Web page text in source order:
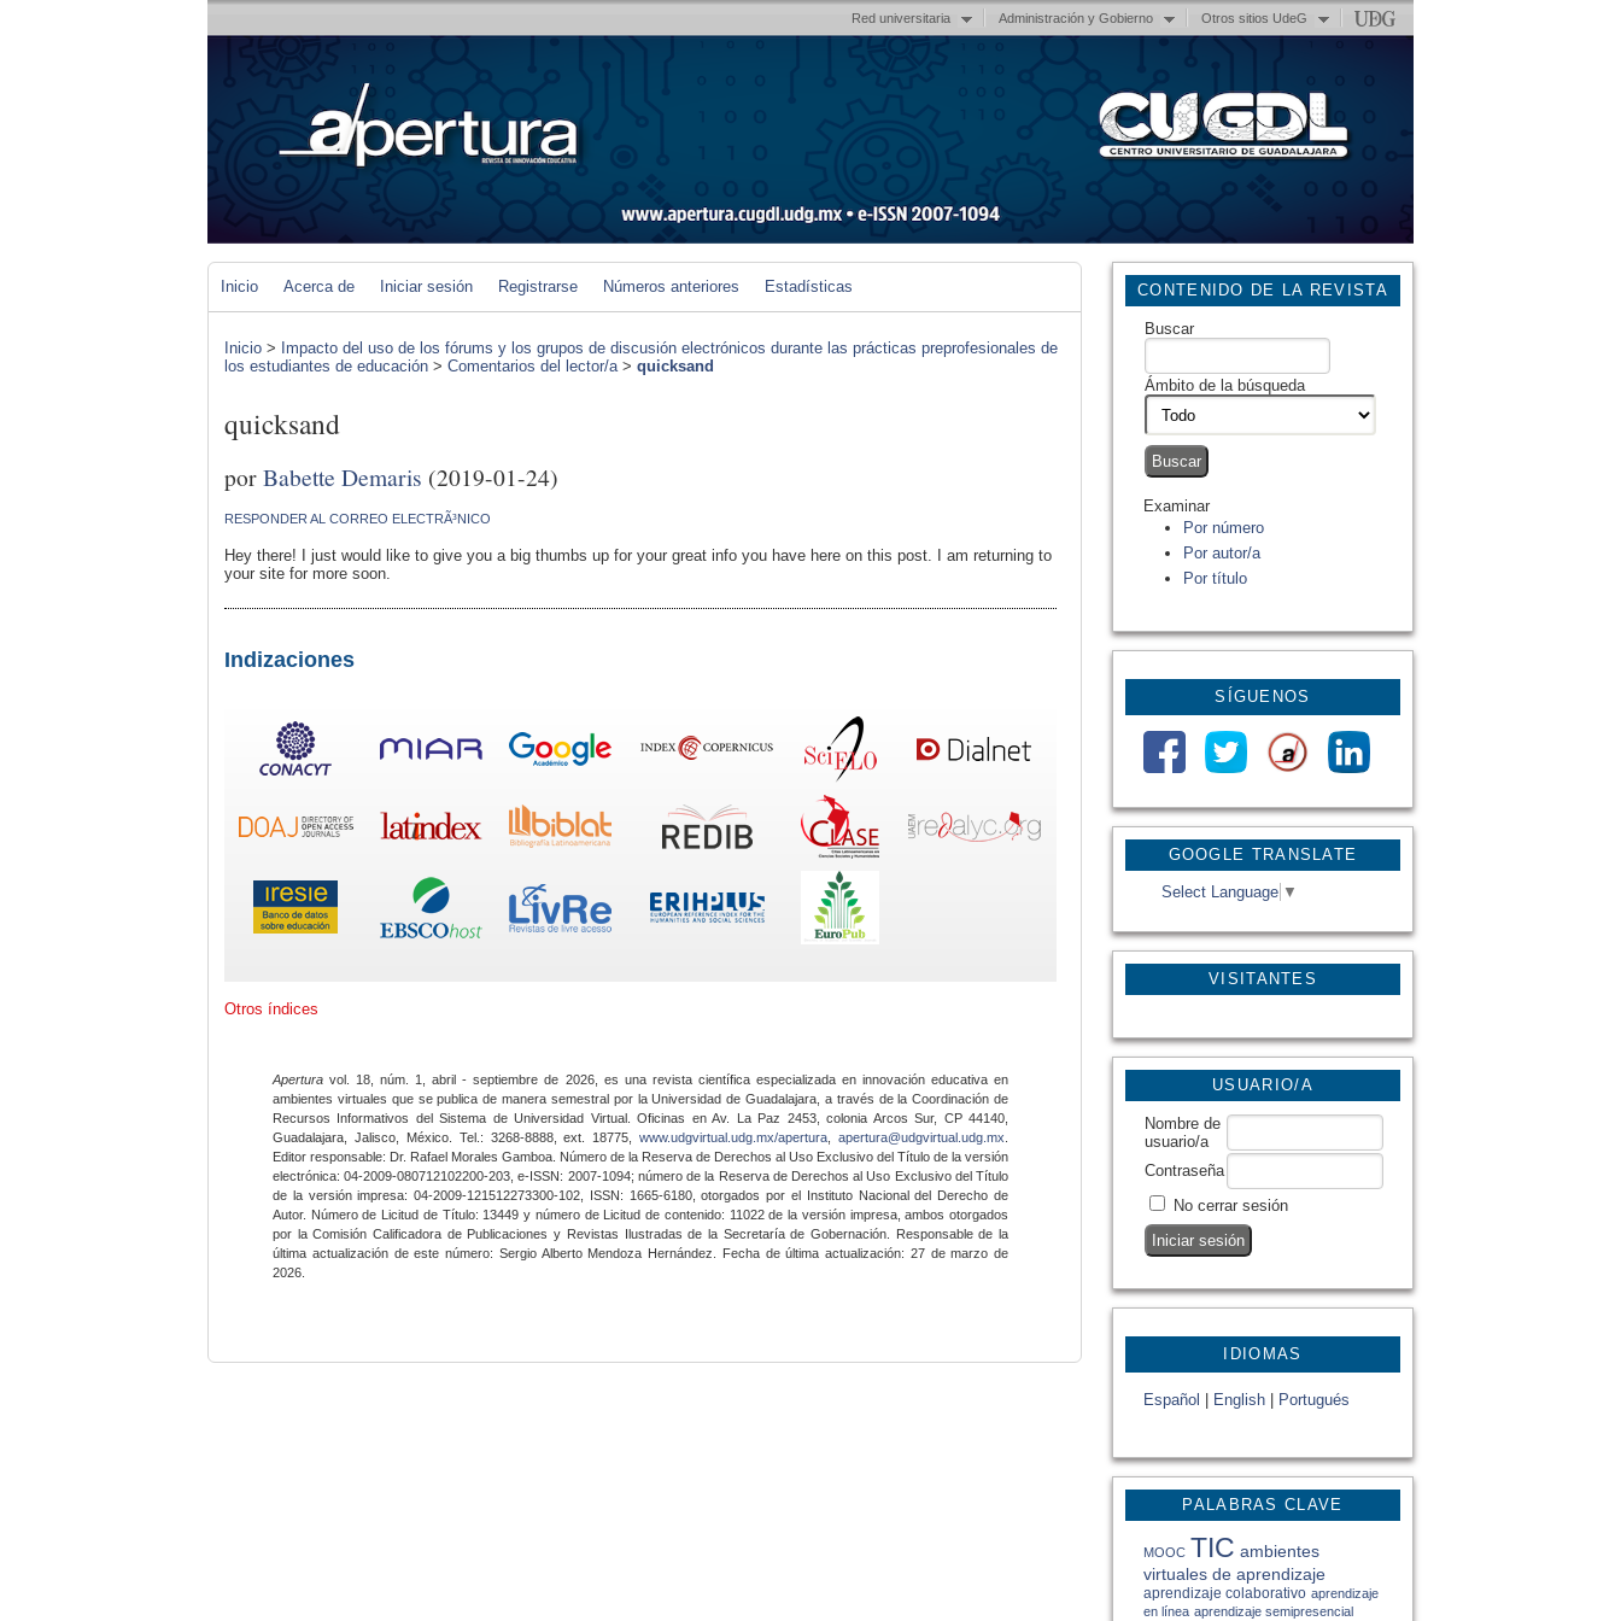
Red universitaria Administración y Gobierno Otros sitios UdeG
GOOGLE TRANSLATE
Select Language ▼
VISITANTES
CONTENIDO DE LA REVISTA
Buscar
Ámbito de la búsqueda
Examinar
Por número
Por autor/a
Por título
SÍGUENOS
USUARIO/A
Nombre de
usuario/a
Contraseña
No cerrar sesión
IDIOMAS
Español English Portugués
PALABRAS CLAVE
MOOC TIC ambientes
virtuales de aprendizaje
aprendizaje colaborativo aprendizaje
en línea aprendizaje semipresencial
Inicio Acerca de Iniciar sesión Registrarse Números anteriores Estadísticas
Inicio > Impacto del uso de los fórums y los grupos de discusión electrónicos durante las prácticas preprofesionales de
los estudiantes de educación > Comentarios del lector/a> quicksand
quicksand
porBabette Demaris (2019-01-24)
RESPONDER AL CORREO ELECTRÃ³NICO
Hey there! I just would like to give you a big thumbs up for your great info you have here on this post. I am returning to
your site for more soon.
Indizaciones
Otros índices
Apertura vol. 18, núm. 1, abril - septiembre de 2026, es una revista científica especializada en innovación educativa en
ambientes virtuales que se publica de manera semestral por la Universidad de Guadalajara, a través de la Coordinación de
Recursos Informativos del Sistema de Universidad Virtual. Oficinas en Av. La Paz 2453, colonia Arcos Sur, CP 44140,
Guadalajara, Jalisco, México. Tel.: 3268-8888, ext. 18775,www.udgvirtual.udg.mx/apertura apertura@udgvirtual.udg.mx
Editor responsable: Dr. Rafael Morales Gamboa. Número de la Reserva de Derechos al Uso Exclusivo del Título de la versión
electrónica: 04-2009-080712102200-203, e-ISSN: 2007-1094; número de la Reserva de Derechos al Uso Exclusivo del Título
de la versión impresa: 04-2009-121512273300-102, ISSN: 1665-6180, otorgados por el Instituto Nacional del Derecho de
Autor. Número de Licitud de Título: 13449 y número de Licitud de contenido: 11022 de la versión impresa, ambos otorgados
por la Comisión Calificadora de Publicaciones y Revistas Ilustradas de la Secretaría de Gobernación. Responsable de la
última actualización de este número: Sergio Alberto Mendoza Hernández. Fecha de última actualización: 27 de marzo de
2026.